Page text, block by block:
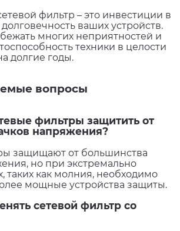
фильтр – это инвестиции в
ваших устройств.
многих неприятностей и
техники в целости
долгие годы.
вопросы
фильтры защитить от
напряжения?
защищают от большинства
но при экстремально
таких как молния, необходимо
мощные устройства защиты.
сетевой фильтр со